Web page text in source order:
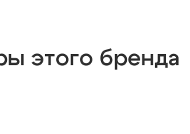
этого бренда